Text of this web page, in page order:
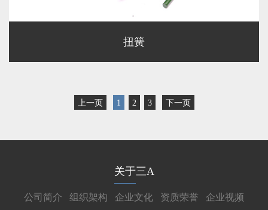
扭簧
上一页 1 2 3 下一页
关于三A
公司简介 组织架构 企业文化 资质荣誉 企业视频